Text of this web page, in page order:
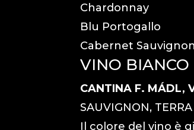
Chardonnay
Blu Portogallo
Cabernet Sauvignon
VINO BIANCO
CANTINA F. MÁDL,
SAUVIGNON, TERRA
Il colore del vino è